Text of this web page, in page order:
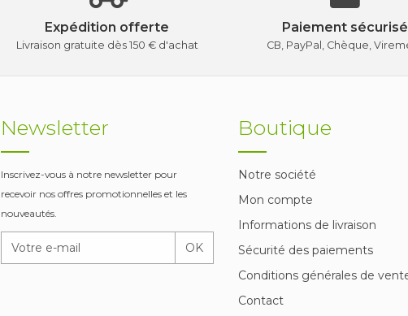
Expédition offerte
Livraison gratuite dès 150 € d'achat
Paiement sécurisé
CB, PayPal, Chèque,
Newsletter
Inscrivez-vous à notre newsletter pour
recevoir nos offres promotionnelles et les
nouveautés.
OK
Boutique
Notre société
Mon compte
Informations de livraison
Sécurité des paiements
Conditions générales de
Contact